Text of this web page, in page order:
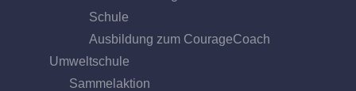
Schule
Ausbildung zum CourageCoach
Umweltschule
Sammelaktion